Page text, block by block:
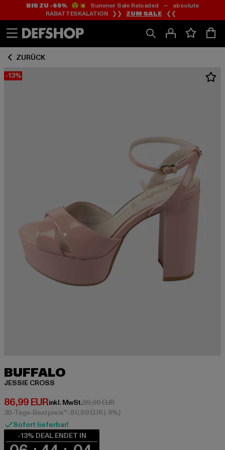
Zum
Inhalt
springen
Zum
Fußzeile
springen
BIS ZU -65%😲💥 Summer Sale Reloaded — absolute
RABATTESKALATION ❯❯ ZUM SALE ❮❮
ZURÜCK
-13%
BUFFALO
JESSIE CROSS
86,99 EUR
Derzeitiger Preis: 86,99 EUR
inkl. MwSt.99,99 EURAktionspreis: 99,99 EUR
30-Tage-Bestpreis**: 80,99 EUR(-8%)
Sofort lieferbar!
-13% DEAL ENDET IN